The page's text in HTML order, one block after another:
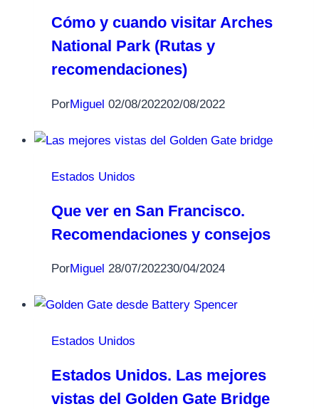
Cómo y cuando visitar Arches
National Park (Rutas y
recomendaciones)
PorMiguel 02/08/202202/08/2022
Estados Unidos
Que ver en San Francisco.
Recomendaciones y consejos
PorMiguel 28/07/202230/04/2024
Estados Unidos
Estados Unidos. Las mejores
vistas del Golden Gate Bridge